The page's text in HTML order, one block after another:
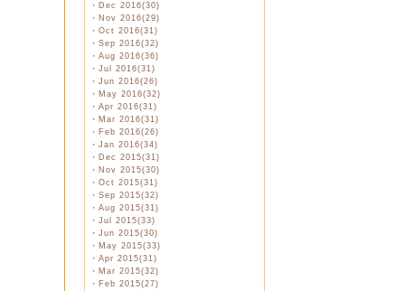
・ Dec 2016(30)
・ Nov 2016(29)
・ Oct 2016(31)
・ Sep 2016(32)
・ Aug 2016(36)
・ Jul 2016(31)
・ Jun 2016(26)
・ May 2016(32)
・ Apr 2016(31)
・ Mar 2016(31)
・ Feb 2016(26)
・ Jan 2016(34)
・ Dec 2015(31)
・ Nov 2015(30)
・ Oct 2015(31)
・ Sep 2015(32)
・ Aug 2015(31)
・ Jul 2015(33)
・ Jun 2015(30)
・ May 2015(33)
・ Apr 2015(31)
・ Mar 2015(32)
・ Feb 2015(27)